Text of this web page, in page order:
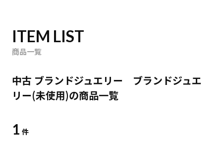
ITEM LIST
商品一覧
中古 ブランドジュエリー ブランドジュエ
リー(未使用)の商品一覧
1 件